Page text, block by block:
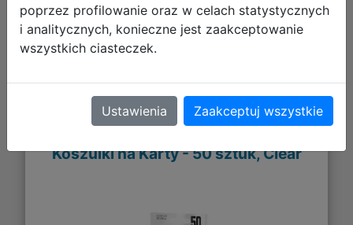
Gamegenic: Just Sleeves Board
Game Sleeves (62x94 mm) -
Koszulki na Karty - 50 sztuk, Clear
poprzez profilowanie oraz w celach statystycznych
i analitycznych, konieczne jest zaakceptowanie
wszystkich ciasteczek.
Ustawienia Zaakceptuj wszystkie